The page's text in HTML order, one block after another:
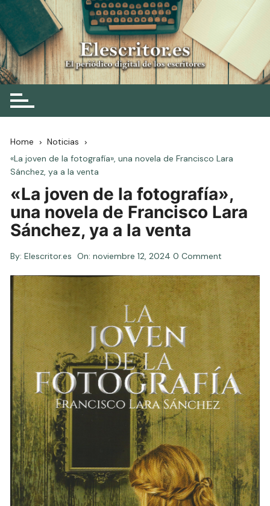
Skip
to
content
Elescritor.es
El periódico digital de los escritores
Home
Noticias
«La joven de la fotografía», una novela de Francisco Lara
Sánchez, ya a la venta
«La joven de la fotografía»,
una novela de Francisco Lara
Sánchez, ya a la venta
By: Elescritor.es On:noviembre 12, 2024 0 Comment